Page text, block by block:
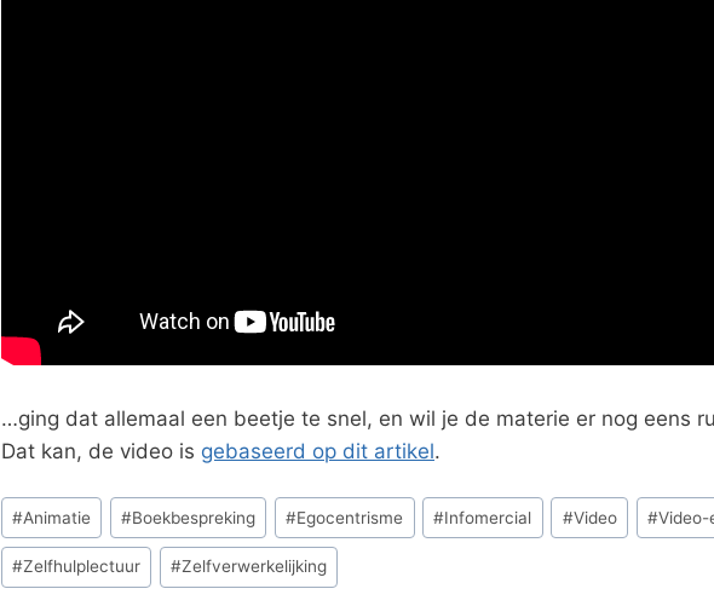
…ging dat allemaal een beetje te snel, en wil je de materie er nog eens
Dat kan, de video is gebaseerd op dit artikel.
Bericht
tags:
#Animatie #Boekbespreking #Egocentrisme #Infomercial #Video #Video-
#Zelfhulplectuur #Zelfverwerkelijking